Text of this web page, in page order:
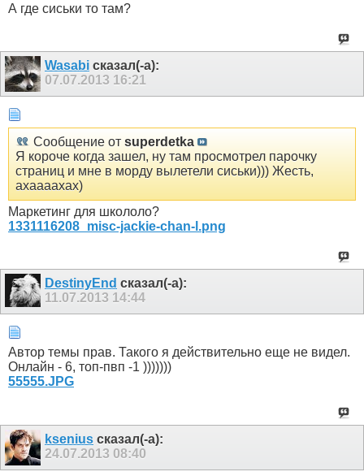
А где сиськи то там?
Wasabi сказал(-а):
07.07.2013 16:21
Сообщение от superdetka
Я короче когда зашел, ну там просмотрел парочку
страниц и мне в морду вылетели сиськи))) Жесть,
ахаааахах)
Маркетинг для школоло?
1331116208_misc-jackie-chan-l.png
DestinyEnd сказал(-а):
11.07.2013 14:44
Автор темы прав. Такого я действительно еще не видел.
Онлайн - 6, топ-пвп -1 )))))))
55555.JPG
ksenius сказал(-а):
24.07.2013 08:40